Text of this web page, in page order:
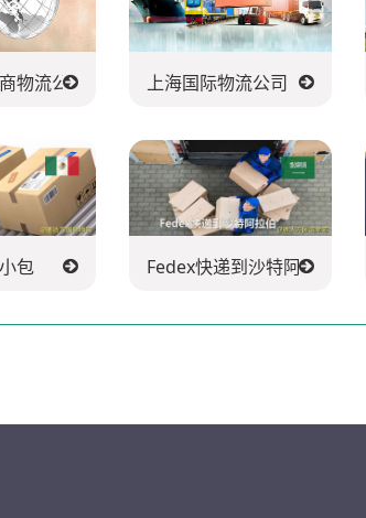
物流公司 上海国际物流公司
包 Fedex快递到沙特阿拉伯